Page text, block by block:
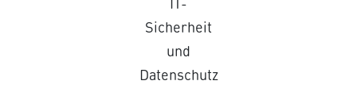
Sicherheit
und
Datenschutz